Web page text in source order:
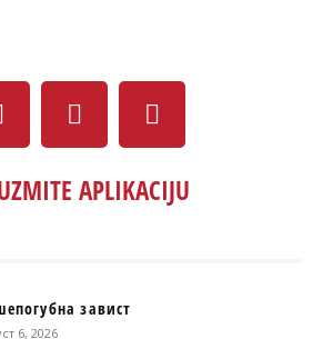
APLIKACIJU
завист
6, 2026